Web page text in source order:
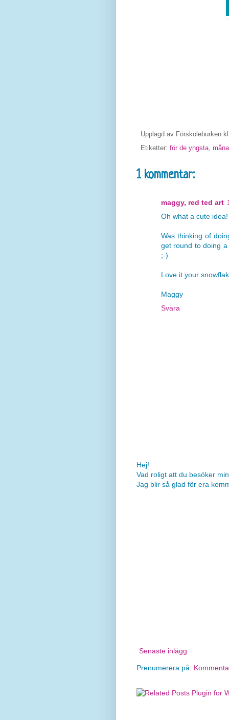
Upplagd av Förskoleburken
Etiketter: för de yngsta,
1 kommentar:
maggy, red ted art
Oh what a cute
Was thinking of
get round to doing
;-)
Love it your
Maggy
Svara
Hej!
Vad roligt att du besöker
Jag blir så glad för era
Senaste inlägg
Prenumerera på: